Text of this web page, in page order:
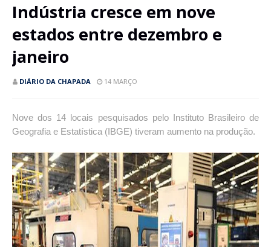
Indústria cresce em nove
estados entre dezembro e
janeiro
DIÁRIO DA CHAPADA 14 MARÇO
Nove dos 14 locais pesquisados pelo Instituto Brasileiro de
Geografia e Estatística (IBGE) tiveram aumento na produção.